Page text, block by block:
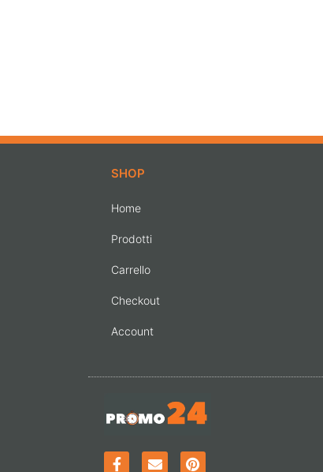
SHOP
Home
Prodotti
Carrello
Checkout
Account